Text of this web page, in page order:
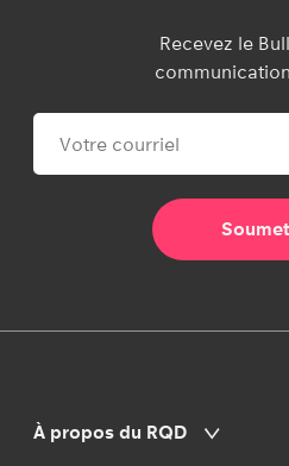
Recevez le
À propos du RQD